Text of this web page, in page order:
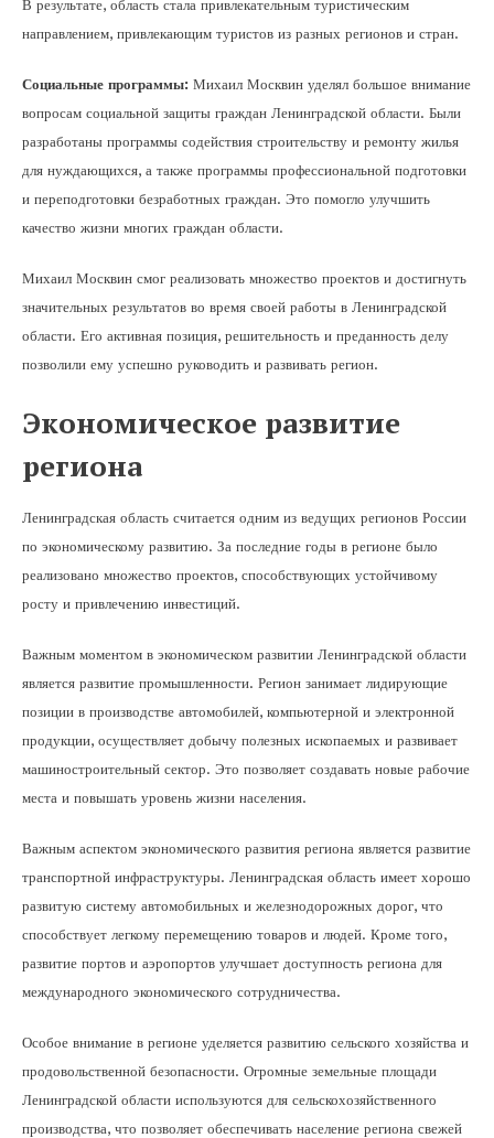
В результате, область стала привлекательным туристическим
направлением, привлекающим туристов из разных регионов и стран.
Социальные программы: Михаил Москвин уделял большое внимание
вопросам социальной защиты граждан Ленинградской области. Были
разработаны программы содействия строительству и ремонту жилья
для нуждающихся, а также программы профессиональной подготовки
и переподготовки безработных граждан. Это помогло улучшить
качество жизни многих граждан области.
Михаил Москвин смог реализовать множество проектов и достигнуть
значительных результатов во время своей работы в Ленинградской
области. Его активная позиция, решительность и преданность делу
позволили ему успешно руководить и развивать регион.
Экономическое развитие
региона
Ленинградская область считается одним из ведущих регионов России
по экономическому развитию. За последние годы в регионе было
реализовано множество проектов, способствующих устойчивому
росту и привлечению инвестиций.
Важным моментом в экономическом развитии Ленинградской области
является развитие промышленности. Регион занимает лидирующие
позиции в производстве автомобилей, компьютерной и электронной
продукции, осуществляет добычу полезных ископаемых и развивает
машиностроительный сектор. Это позволяет создавать новые рабочие
места и повышать уровень жизни населения.
Важным аспектом экономического развития региона является развитие
транспортной инфраструктуры. Ленинградская область имеет хорошо
развитую систему автомобильных и железнодорожных дорог, что
способствует легкому перемещению товаров и людей. Кроме того,
развитие портов и аэропортов улучшает доступность региона для
международного экономического сотрудничества.
Особое внимание в регионе уделяется развитию сельского хозяйства и
продовольственной безопасности. Огромные земельные площади
Ленинградской области используются для сельскохозяйственного
производства, что позволяет обеспечивать население региона свежей